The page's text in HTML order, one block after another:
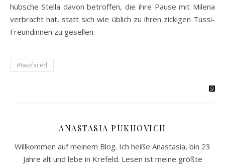
hübsche Stella davon betroffen, die ihre Pause mit Milena
verbracht hat, statt sich wie üblich zu ihren zickigen Tussi-
Freundinnen zu gesellen.
#twofaced
ANASTASIA PUKHOVICH
Willkommen auf meinem Blog. Ich heiße Anastasia, bin 23
Jahre alt und lebe in Krefeld. Lesen ist meine größte